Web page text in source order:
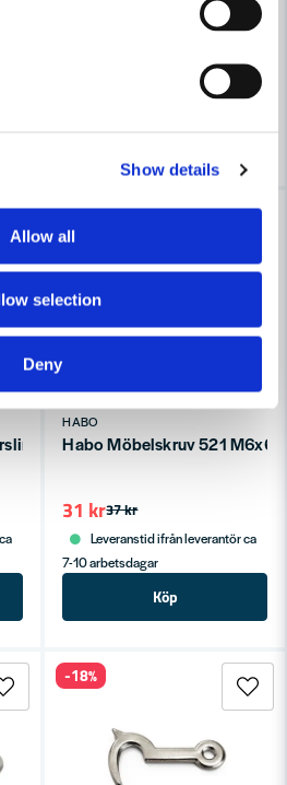
Show details
Allow all
selection
Deny
Leveranstid ifrån leverantör ca
Vit SB
HABO
Habo Möbelskruv 521
37 kr
31 kr
Leveranstid ifrån leverantör ca
7-10 arbetsdagar
Köp
-16%
-18%